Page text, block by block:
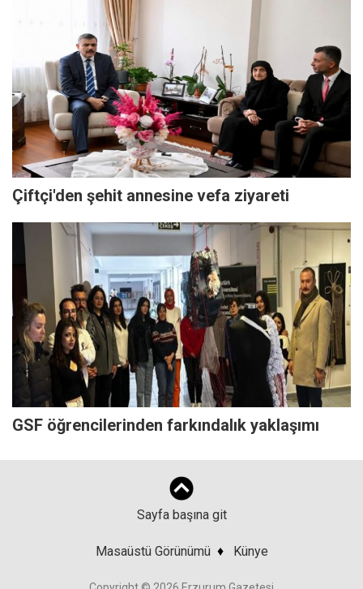
Çiftçi'den şehit annesine vefa ziyareti
GSF öğrencilerinden farkındalık yaklaşımı
Sayfa başına git
Masaüstü Görünümü ♦ Künye